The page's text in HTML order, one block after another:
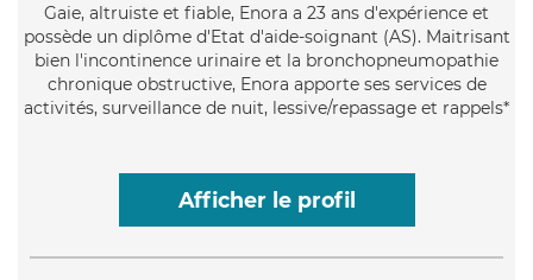
Gaie, altruiste et fiable, Enora a 23 ans d'expérience et
possède un diplôme d'Etat d'aide-soignant (AS). Maitrisant
bien l'incontinence urinaire et la bronchopneumopathie
chronique obstructive, Enora apporte ses services de
activités, surveillance de nuit, lessive/repassage et rappels*
Afficher le profil